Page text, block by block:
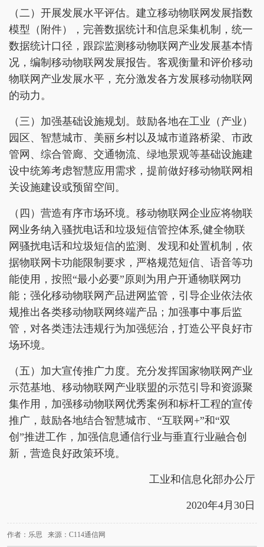
（二）开展发展水平评估。建立移动物联网发展指数
模型（附件），完善数据统计和信息采集机制，统一
数据统计口径，跟踪监测移动物联网产业发展基本情
况，编制移动物联网发展报告。客观衡量和评价移动
物联网产业发展水平，充分激发各方发展移动物联网
的动力。
（三）加强基础设施规划。鼓励各地在工业（产业）
园区、智慧城市、美丽乡村以及城市道路桥梁、市政
管网、综合管廊、交通物流、绿地景观等基础设施建
设中统筹考虑智慧应用需求，提前做好移动物联网相
关设施建设或预留空间。
（四）营造有序市场环境。移动物联网企业应将物联
网业务纳入骚扰电话和垃圾短信管控体系,健全物联
网骚扰电话和垃圾短信的监测、发现和处置机制，依
据物联网卡功能限制要求，严格规范短信、语音等功
能使用，按照“最小必要”原则为用户开通物联网功
能；强化移动物联网产品进网监管，引导企业依法依
规推出各类移动物联网终端产品；加强事中事后监
管，对各类违法违规行为加强惩治，打造公平良好市
场环境。
（五）加大宣传推广力度。充分发挥国家物联网产业
示范基地、移动物联网产业联盟的示范引导和资源聚
集作用，加强移动物联网优秀案例和标杆工程的宣传
推广，鼓励各地结合智慧城市、“互联网+”和“双
创”推进工作，加强信息通信行业与垂直行业融合创
新，营造良好政策环境。
工业和信息化部办公厅
2020年4月30日
作者：乐思 来源：C114通信网